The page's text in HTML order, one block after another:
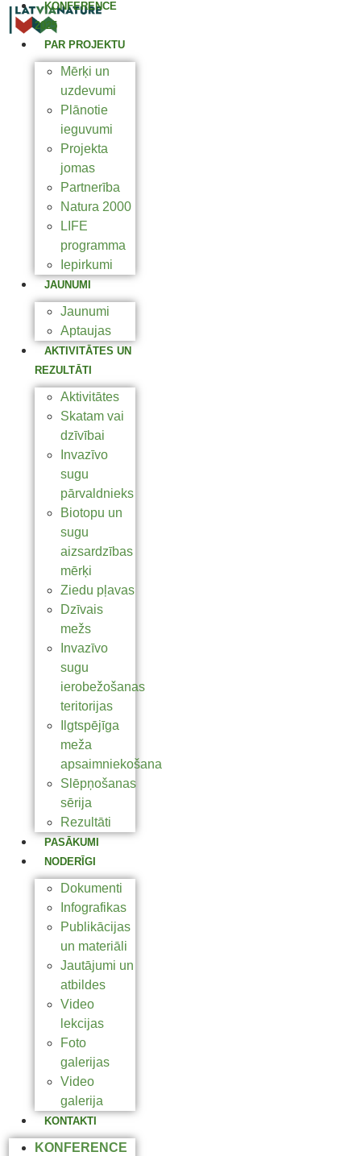
KONFERENCE
2025
PAR PROJEKTU
Mērķi un
uzdevumi
Plānotie
ieguvumi
Projekta
jomas
Partnerība
Natura 2000
LIFE
programma
Iepirkumi
JAUNUMI
Jaunumi
Aptaujas
AKTIVITĀTES UN
REZULTĀTI
Aktivitātes
Skatam vai
dzīvībai
Invazīvo
sugu
pārvaldnieks
Biotopu un
sugu
aizsardzības
mērķi
Ziedu pļavas
Dzīvais
mežs
Invazīvo
sugu
ierobežošanas
teritorijas
Ilgtspējīga
meža
apsaimniekošana
Slēpņošanas
sērija
Rezultāti
PASĀKUMI
NODERĪGI
Dokumenti
Infografikas
Publikācijas
un materiāli
Jautājumi un
atbildes
Video
lekcijas
Foto
galerijas
Video
galerija
KONTAKTI
KONFERENCE